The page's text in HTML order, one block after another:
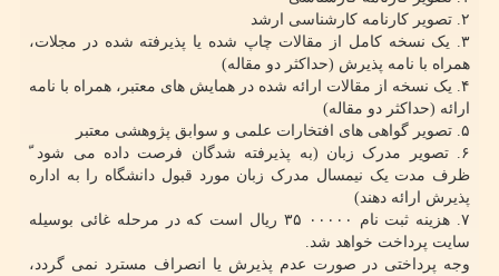
۲. تصویر کارنامه کارشناسی ارشد
۳. یک نسخه کامل از مقالات چاپ شده یا پذیرفته شده در مجلات،
همراه با نامه پذیرش (حداکثر دو مقاله)
۴. یک نسخه از مقالات ارائه شده در همایش های معتبر، همراه با نامه
ارائه (حداکثر دو مقاله)
۵. تصویر گواهی های افتخارات علمی و سوابق پژوهشی معتبر
۶. تصویر مدرک زبان (به پذیرفته شدگان فرصت داده می شود ّ
ظرف مدت یک نیمسال مدرک زبان مورد قبول دانشگاه را به اداره
پذیرش ارائه دهند)
۷. هزینه ثبت نام ۰۰۰۰۰ ۳۵ ریال است که در مرحله غائی بوسیله
سایت پرداخت خواهد شد.
وجه پرداختی در صورت عدم پذیرش یا انصراف مسترد نمی گردد،